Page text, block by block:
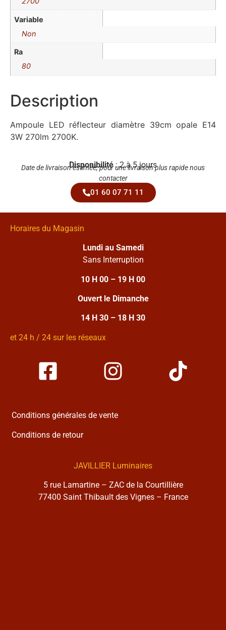
Variable
Non
Ra
80
Description
Ampoule LED réflecteur diamètre 39cm opale E14
3W 270lm 2700K.
Disponibilité : 2 à 5 jours
Date de livraison estimée, pour une livraison plus rapide nous
contacter
01 60 07 71 11
Horaires du Magasin
Lundi au Samedi
Sans Interruption
10 H 00 – 19 H 00
Ouvert le Dimanche
14 H 30 – 18 H 30
et 24 h / 24 sur les réseaux
Conditions générales de vente
Conditions de retour
JAVILLIER Luminaires
5 rue Lamartine – ZAC de la Courtillière
77400 Saint Thibault des Vignes – France